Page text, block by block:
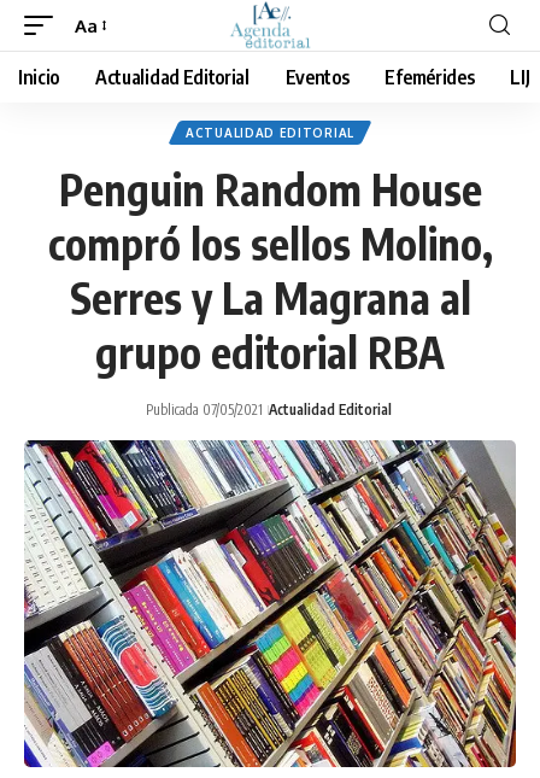
Cambiar
tamaño
Aa
Inicio Actualidad Editorial Eventos Efemérides LIJ
ACTUALIDAD EDITORIAL
Penguin Random House
compró los sellos Molino,
Serres y La Magrana al
grupo editorial RBA
Publicada 07/05/2021 Actualidad Editorial